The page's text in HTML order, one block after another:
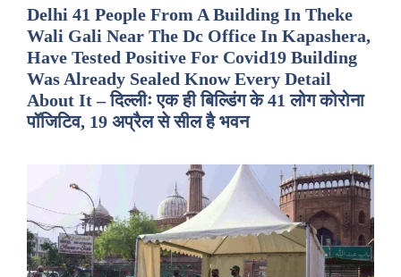
Delhi 41 People From A Building In Theke
Wali Gali Near The Dc Office In Kapashera,
Have Tested Positive For Covid19 Building
Was Already Sealed Know Every Detail
About It – दिल्लीः एक ही बिल्डिंग के 41 लोग कोरोना
पॉजिटिव, 19 अप्रैल से सील है भवन